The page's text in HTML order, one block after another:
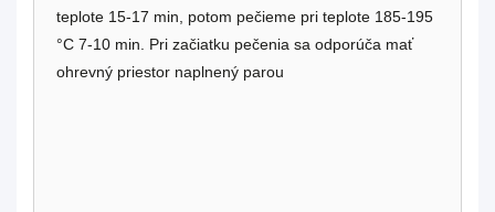
teplote 15-17 min, potom pečieme pri teplote 185-195
°C 7-10 min. Pri začiatku pečenia sa odporúča mať
ohrevný priestor naplnený parou